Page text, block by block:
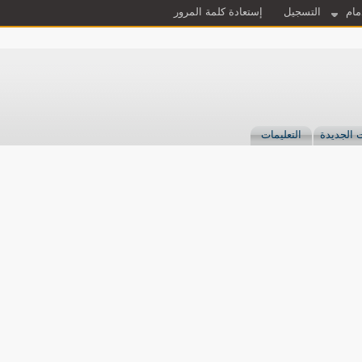
التسجيل إستعادة كلمة المرور
الجديدة التعليمات